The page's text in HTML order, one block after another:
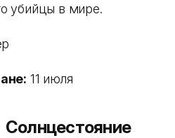
убийцы в мире.
11 июля
Солнцестояние